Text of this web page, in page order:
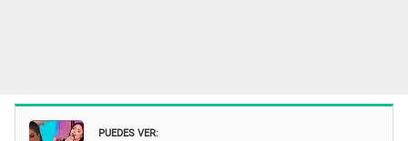
PUEDES VER: